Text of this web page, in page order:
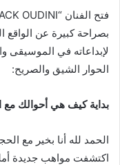
بصراحة كبيرة عن الواقع
لإبداعاته في الموسيقى
الحوار الشيق والصريح:
بداية كيف هي أحوالك
الحمد لله أنا بخير مع
اكتشفت مواهب جديدة